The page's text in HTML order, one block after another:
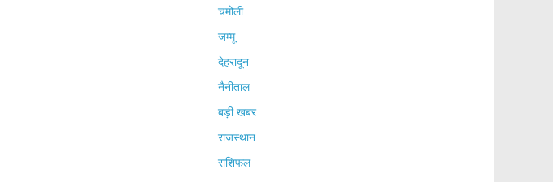
चमोली
जम्मू
देहरादून
नैनीताल
बड़ी खबर
राजस्थान
राशिफल